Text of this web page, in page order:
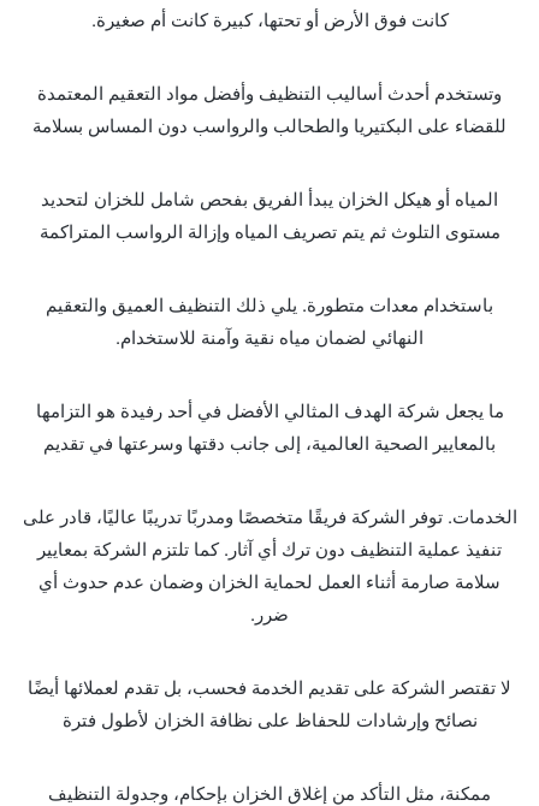
كانت فوق الأرض أو تحتها، كبيرة كانت أم صغيرة.
وتستخدم أحدث أساليب التنظيف وأفضل مواد التعقيم المعتمدة
للقضاء على البكتيريا والطحالب والرواسب دون المساس بسلامة
المياه أو هيكل الخزان يبدأ الفريق بفحص شامل للخزان لتحديد
مستوى التلوث ثم يتم تصريف المياه وإزالة الرواسب المتراكمة
باستخدام معدات متطورة. يلي ذلك التنظيف العميق والتعقيم
النهائي لضمان مياه نقية وآمنة للاستخدام.
ما يجعل شركة الهدف المثالي الأفضل في أحد رفيدة هو التزامها
بالمعايير الصحية العالمية، إلى جانب دقتها وسرعتها في تقديم
الخدمات. توفر الشركة فريقًا متخصصًا ومدربًا تدريبًا عاليًا، قادر على
تنفيذ عملية التنظيف دون ترك أي آثار. كما تلتزم الشركة بمعايير
سلامة صارمة أثناء العمل لحماية الخزان وضمان عدم حدوث أي
ضرر.
لا تقتصر الشركة على تقديم الخدمة فحسب، بل تقدم لعملائها أيضًا
نصائح وإرشادات للحفاظ على نظافة الخزان لأطول فترة
ممكنة، مثل التأكد من إغلاق الخزان بإحكام، وجدولة التنظيف